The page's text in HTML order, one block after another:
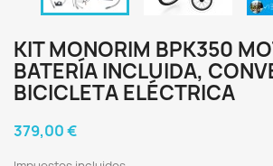
KIT MONORIM BPK350
BATERÍA INCLUIDA,
BICICLETA ELÉCTRICA
379,00 €